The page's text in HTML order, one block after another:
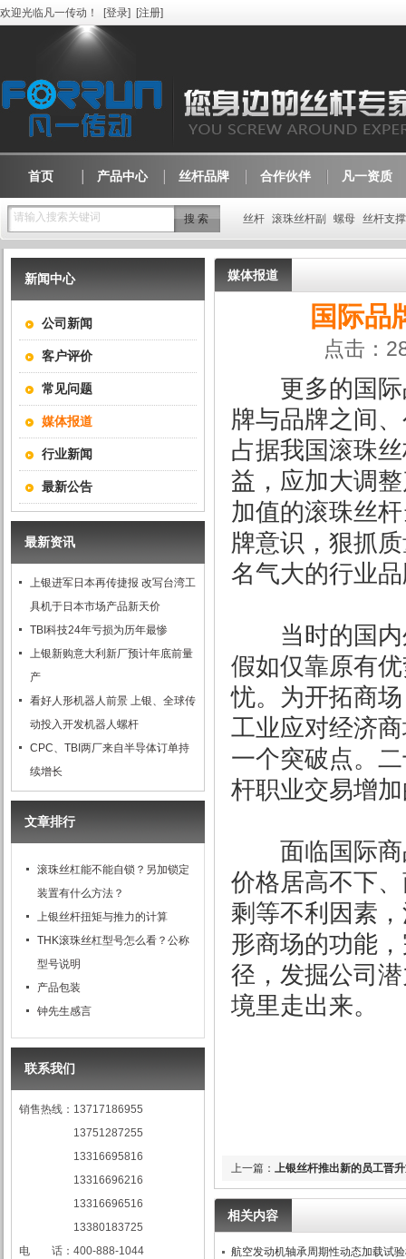
欢迎光临凡一传动！ [登录] [注册]
首页 产品中心 丝杆品牌 合作伙伴 凡一资质
请输入搜索关键词 丝杆 滚珠丝杆副 螺母 丝杆支
新闻中心
公司新闻
客户评价
常见问题
媒体报道
行业新闻
最新公告
最新资讯
上银进军日本再传捷报 改写台湾工
具机于日本市场产品新天价
TBI科技24年亏损为历年最惨
上银新购意大利新厂预计年底前量
产
看好人形机器人前景 上银、全球传
动投入开发机器人螺杆
CPC、TBI两厂来自半导体订单持
续增长
文章排行
滚珠丝杠能不能自锁？另加锁定
装置有什么方法？
上银丝杆扭矩与推力的计算
THK滚珠丝杠型号怎么看？公称
型号说明
产品包装
钟先生感言
联系我们
销售热线：13717186955
13751287255
13316695816
13316696216
13316696516
13380183725
电 话：400-888-1044
媒体报道
国际品
点击：
更多的国际
牌与品牌之间
占据我国滚珠
益，应加大调
加值的滚珠丝
牌意识，狠抓
名气大的行业
当时的国内
假如仅靠原有
忧。为开拓商
工业应对经济
一个突破点。
杆职业交易增
面临国际商
价格居高不下
剩等不利因素
形商场的功能
径，发掘公司
境里走出来。
上一篇： 上银丝杆推出新的员工晋
相关内容
航空发动机轴承周期性动态加载试